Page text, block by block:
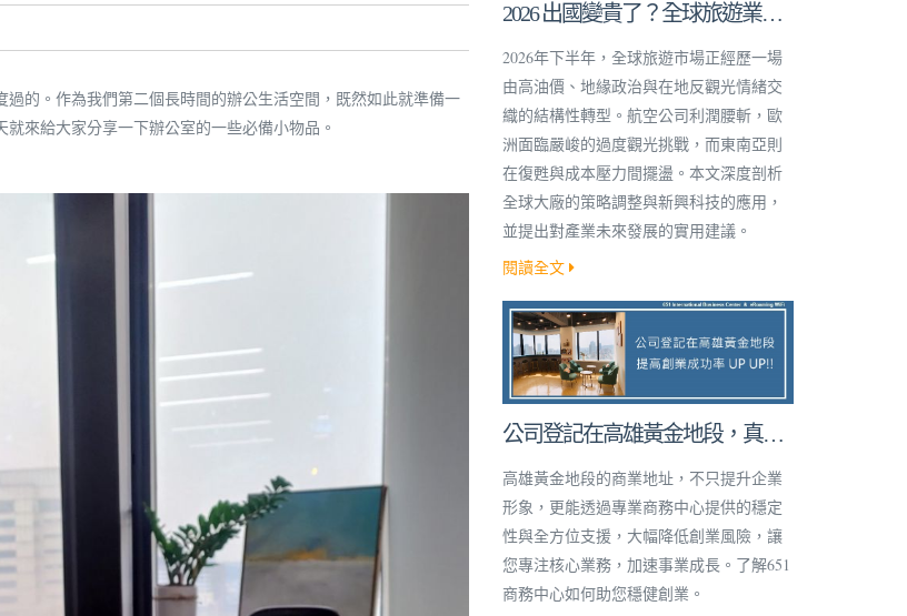
的。作為我們第二個長時間的辦公生活空間，既然如此就準備一
來給大家分享一下辦公室的一些必備小物品。
2026 出國變貴了？全球旅遊業大
洗牌與你的荷包效應
2026年下半年，全球旅遊市場正經歷一場
由高油價、地緣政治與在地反觀光情緒交
織的結構性轉型。航空公司利潤腰斬，歐
洲面臨嚴峻的過度觀光挑戰，而東南亞則
在復甦與成本壓力間擺盪。本文深度剖析
全球大廠的策略調整與新興科技的應用，
並提出對產業未來發展的實用建議。
閱讀全文
公司登記在高雄黃金地段，真的
能提高創業成功率嗎？
高雄黃金地段的商業地址，不只提升企業
形象，更能透過專業商務中心提供的穩定
性與全方位支援，大幅降低創業風險，讓
您專注核心業務，加速事業成長。了解651
商務中心如何助您穩健創業。